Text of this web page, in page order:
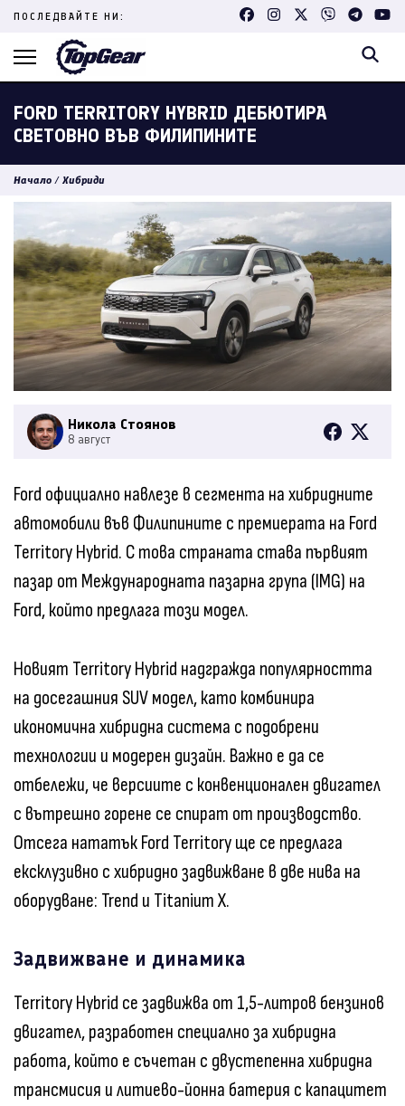
Skip
content
ПОСЛЕДВАЙТЕ НИ:
FORD TERRITORY HYBRID ДЕБЮТИРА
СВЕТОВНО ВЪВ ФИЛИПИНИТЕ
Начало / Хибриди
Никола Стоянов
8 август
Ford официално навлезе в сегмента на хибридните
автомобили във Филипините с премиерата на Ford
Territory Hybrid. С това страната става първият
пазар от Международната пазарна група (IMG) на
Ford, който предлага този модел.
Новият Territory Hybrid надгражда популярността
на досегашния SUV модел, като комбинира
икономична хибридна система с подобрени
технологии и модерен дизайн. Важно е да се
отбележи, че версиите с конвенционален двигател
с вътрешно горене се спират от производство.
Отсега нататък Ford Territory ще се предлага
ексклузивно с хибридно задвижване в две нива на
оборудване: Trend и Titanium X.
Задвижване и динамика
Territory Hybrid се задвижва от 1,5-литров бензинов
двигател, разработен специално за хибридна
работа, който е съчетан с двустепенна хибридна
трансмисия и литиево-йонна батерия с капацитет